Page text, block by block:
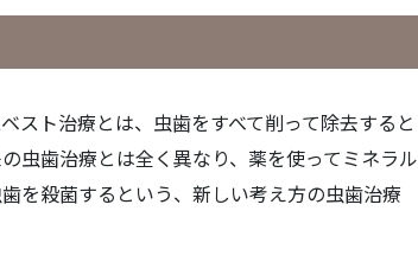
スト治療とは、虫歯をすべて削って除去すると
虫歯治療とは全く異なり、薬を使ってミネラル
を殺菌するという、新しい考え方の虫歯治療